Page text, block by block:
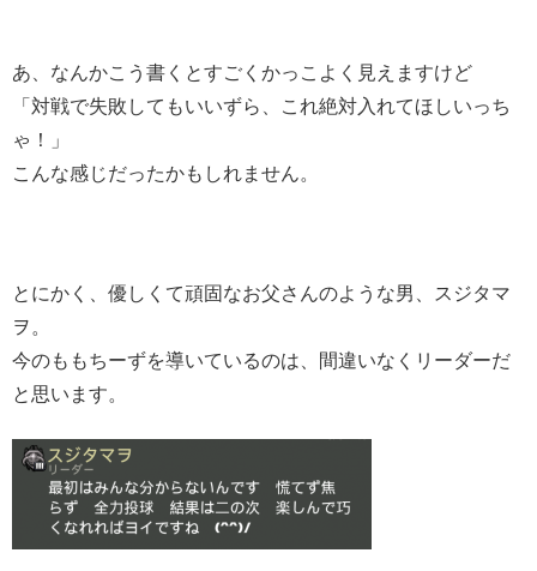
あ、なんかこう書くとすごくかっこよく見えますけど
「対戦で失敗してもいいずら、これ絶対入れてほしいっち
ゃ！」
こんな感じだったかもしれません。
とにかく、優しくて頑固なお父さんのような男、スジタマ
ヲ。
今のももちーずを導いているのは、間違いなくリーダーだ
と思います。